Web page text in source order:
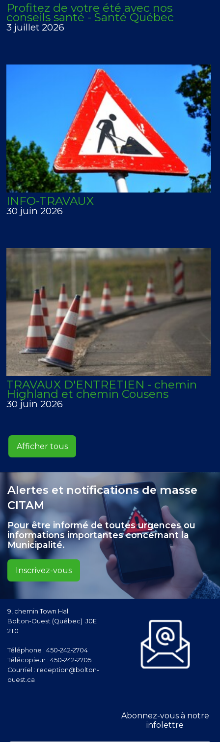
Profitez de votre été avec nos
conseils santé - Santé Québec
3 juillet 2026
INFO-TRAVAUX
30 juin 2026
TRAVAUX D'ENTRETIEN - chemin
Highland et chemin Cousens
30 juin 2026
Afficher tous
Alertes et notifications de masse
CITAM
Pour être informé de toutes urgences ou
informations importantes concernant la
Municipalité.
Inscrivez-vous
9, chemin Town Hall
Bolton-Ouest (Québec) J0E
2T0
Téléphone : 450‑242‑2704
Télécopieur : 450‑242‑2705
Courriel : reception@bolton-
ouest.ca
Abonnez-vous à notre
infolettre